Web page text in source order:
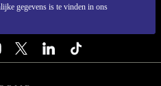
gegevens is te vinden in ons